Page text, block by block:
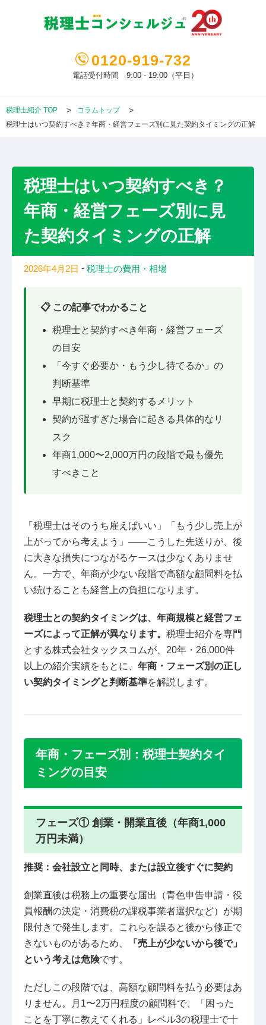
0120-919-732
電話受付時間 9:00 - 19:00（平日）
税理士紹介 TOP
コラムトップ
税理士はいつ契約すべき？年商・経営フェーズ別に見た契約タイミングの正解
税理士はいつ契約すべき？
年商・経営フェーズ別に見
た契約タイミングの正解
2026年4月2日 - 税理士の費用・相場
📋 この記事でわかること
税理士と契約すべき年商・経営フェーズ
の目安
「今すぐ必要か・もう少し待てるか」の
判断基準
早期に税理士と契約するメリット
契約が遅すぎた場合に起きる具体的なリ
スク
年商1,000〜2,000万円の段階で最も優先
すべきこと
「税理士はそのうち雇えばいい」「もう少し売上が
上がってから考えよう」——こうした先送りが、後
に大きな損失につながるケースは少なくありませ
ん。一方で、年商が少ない段階で高額な顧問料を払
い続けることも経営上の負担になります。
税理士との契約タイミングは、年商規模と経営フェ
ーズによって正解が異なります。 税理士紹介を専門
とする株式会社タックスコムが、20年・26,000件
以上の紹介実績をもとに、 年商・フェーズ別の正し
い契約タイミングと判断基準を解説します。
年商・フェーズ別：税理士契約タイ
ミングの目安
フェーズ① 創業・開業直後（年商1,000
万円未満）
推奨：会社設立と同時、または設立後すぐに契約
創業直後は税務上の重要な届出（青色申告申請・役
員報酬の決定・消費税の課税事業者選択など）が期
限付きで発生します。これらを誤ると後から修正で
きないものがあるため、
「売上が少ないから後で」
という考えは危険です。
ただしこの段階では、高額な顧問料を払う必要はあ
りません。月1〜2万円程度の顧問料で、「困った
ことを丁寧に教えてくれる」レベル3の税理士で十